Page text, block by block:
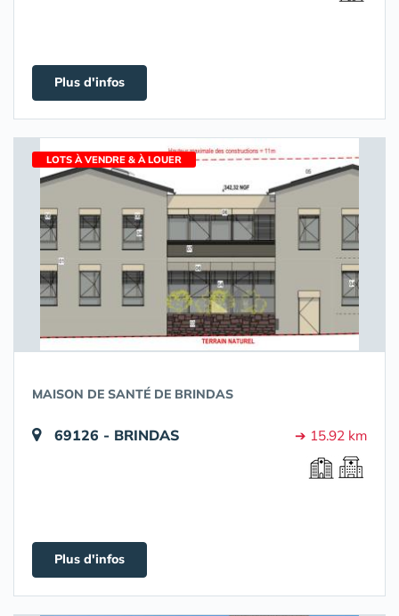
Plus d'infos
LOTS À VENDRE & À LOUER
MAISON DE SANTÉ DE BRINDAS
69126 - BRINDAS ➔ 15.92 km
Plus d'infos